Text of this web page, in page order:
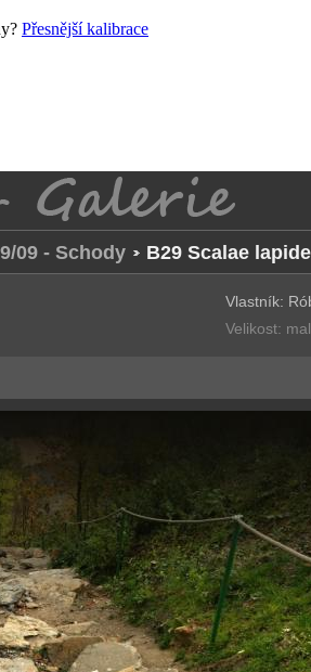
Přesnější kalibrace
09 - Schody B29 Scalae
Vlastník:
Velikost: